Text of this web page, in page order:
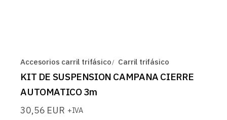
Accesorios carril trifásico Carril trifásico
KIT DE SUSPENSION CAMPANA CIERRE
AUTOMATICO 3m
30,56 EUR +IVA